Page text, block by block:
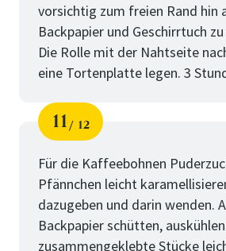
vorsichtig zum freien Rand hin
Backpapier und Geschirrtuch
Die Rolle mit der Nahtseite
eine Tortenplatte legen. 3
Schritt
11
von
12
für
Die
Cremefüllung
Für die Kaffeebohnen
Pfännchen leicht
dazugeben und darin wenden.
Backpapier schütten,
zusammengeklebte Stücke